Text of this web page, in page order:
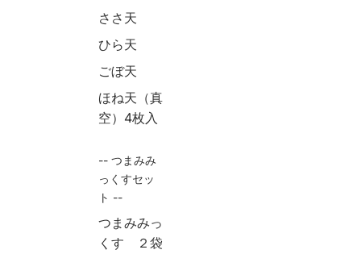
ささ天
ひら天
ごぼ天
ほね天（真
空）4枚入
-- つまみみ
っくすセッ
ト --
つまみみっ
くす ２袋